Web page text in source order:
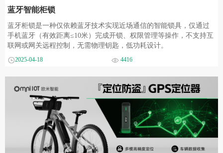
蓝牙智能柜锁
蓝牙柜锁是一种‌仅依赖蓝牙技术实现近场通信‌的智能锁具，仅通过
手机蓝牙（有效距离≤10米）完成开锁、权限管理等操作，不支持互
联网或网关远程控制‌，无需物理钥匙‌，低功耗设计。
2025-04-18 4416